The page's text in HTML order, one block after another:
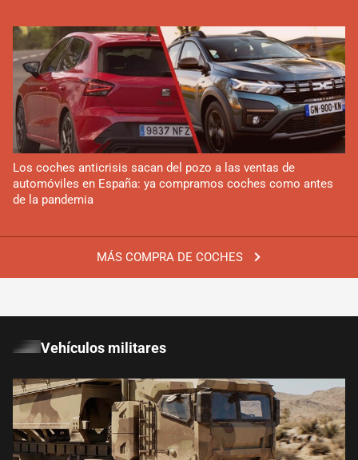
MÁS COMPRA DE COCHES
Los coches anticrisis sacan del pozo a las ventas de
automóviles en España: ya compramos coches como antes
de la pandemia
Vehículos militares